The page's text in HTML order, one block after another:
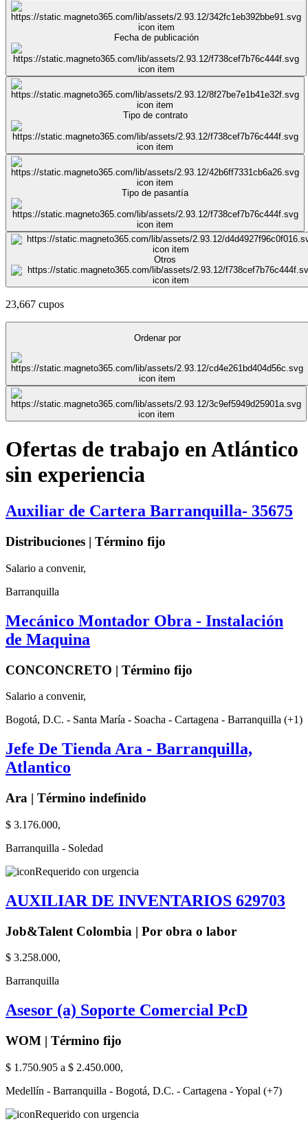
Fecha de publicación
Tipo de contrato
Tipo de pasantía
Otros
23,667 cupos
Ordenar por
Ofertas de trabajo en Atlántico
sin experiencia
Auxiliar de Cartera Barranquilla- 35675
Distribuciones | Término fijo
Salario a convenir,
Barranquilla
Mecánico Montador Obra - Instalación
de Maquina
CONCONCRETO | Término fijo
Salario a convenir,
Bogotá, D.C. - Santa María - Soacha - Cartagena - Barranquilla (+1)
Jefe De Tienda Ara - Barranquilla,
Atlantico
Ara | Término indefinido
$ 3.176.000,
Barranquilla - Soledad
Requerido con urgencia
AUXILIAR DE INVENTARIOS 629703
Job&Talent Colombia | Por obra o labor
$ 3.258.000,
Barranquilla
Asesor (a) Soporte Comercial PcD
WOM | Término fijo
$ 1.750.905 a $ 2.450.000,
Medellín - Barranquilla - Bogotá, D.C. - Cartagena - Yopal (+7)
Requerido con urgencia